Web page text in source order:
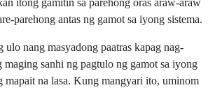
parehong antas ng gamot sa iyong sistema.
nang masyadong paatras kapag nag-
maging sanhi ng pagtulo ng gamot sa iyong
mapait na lasa. Kung mangyari ito, uminom